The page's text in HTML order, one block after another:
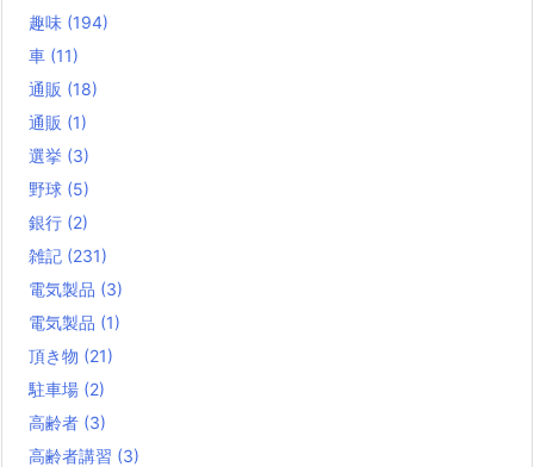
趣味 (194)
車 (11)
通販 (18)
通販 (1)
選挙 (3)
野球 (5)
銀行 (2)
雑記 (231)
電気製品 (3)
電気製品 (1)
頂き物 (21)
駐車場 (2)
高齢者 (3)
高齢者講習 (3)